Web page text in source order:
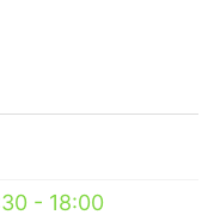
- 18:00